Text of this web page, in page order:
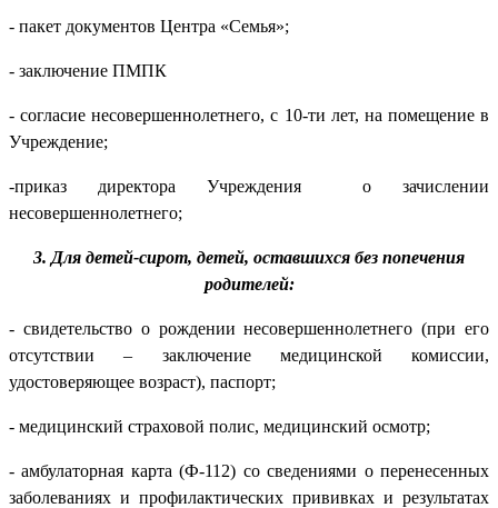
- пакет документов Центра «Семья»;
- заключение ПМПК
- согласие несовершеннолетнего, с 10-ти лет, на помещение в
Учреждение;
-приказ директора Учреждения о зачислении
несовершеннолетнего;
3. Для детей-сирот, детей, оставшихся без попечения
родителей:
- свидетельство о рождении несовершеннолетнего (при его
отсутствии – заключение медицинской комиссии,
удостоверяющее возраст), паспорт;
- медицинский страховой полис, медицинский осмотр;
- амбулаторная карта (Ф-112) со сведениями о перенесенных
заболеваниях и профилактических прививках и результатах